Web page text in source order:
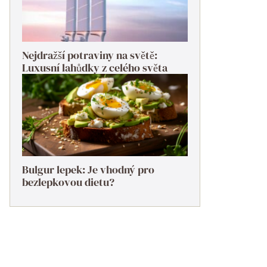
Nejdražší potraviny na světě:
Luxusní lahůdky z celého světa
Bulgur lepek: Je vhodný pro
bezlepkovou dietu?